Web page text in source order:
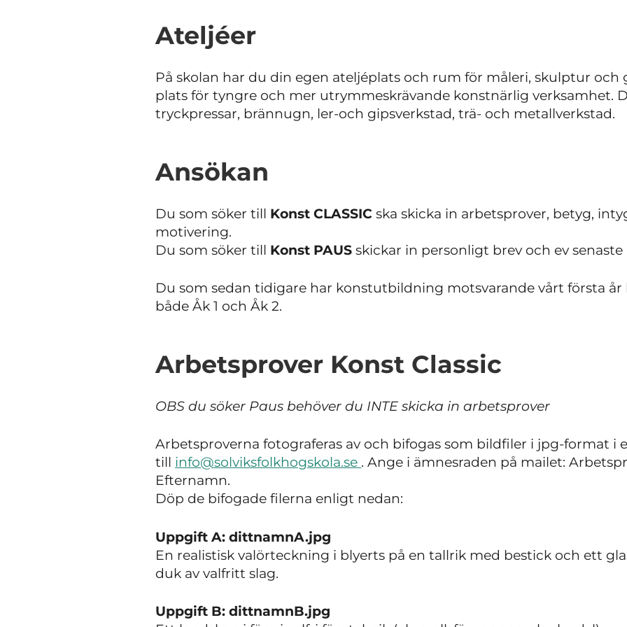
Ateljéer
På skolan har du din egen ateljéplats och rum för måleri, skulptur och
plats för tyngre och mer utrymmeskrävande konstnärlig verksamhet.
tryckpressar, brännugn, ler-och gipsverkstad, trä- och metallverkstad.
Ansökan
Du som söker till Konst CLASSIC ska skicka in arbetsprover, betyg,
motivering.
Du som söker till Konst PAUS skickar in personligt brev och ev senaste
Du som sedan tidigare har konstutbildning motsvarande vårt första
både Åk 1 och Åk 2.
Arbetsprover Konst Classic
OBS du söker Paus behöver du INTE skicka in arbetsprover
Arbetsproverna fotograferas av och bifogas som bildfiler i jpg-format i
till info@solviksfolkhogskola.se . Ange i ämnesraden på mailet:
Efternamn.
Döp de bifogade filerna enligt nedan:
Uppgift A: dittnamnA.jpg
En realistisk valörteckning i blyerts på en tallrik med bestick och ett
duk av valfritt slag.
Uppgift B: dittnamnB.jpg